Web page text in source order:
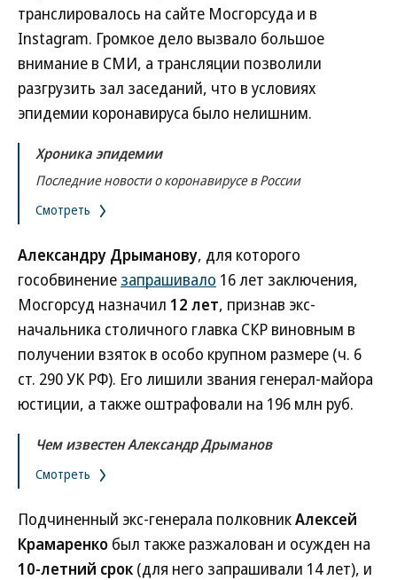
транслировалось на сайте Мосгорсуда и в
Instagram. Громкое дело вызвало большое
внимание в СМИ, а трансляции позволили
разгрузить зал заседаний, что в условиях
эпидемии коронавируса было нелишним.
Хроника эпидемии
Последние новости о коронавирусе в России
Смотреть
Александру Дрыманову, для которого
гособвинение запрашивало 16 лет заключения,
Мосгорсуд назначил 12 лет, признав экс-
начальника столичного главка СКР виновным в
получении взяток в особо крупном размере (ч. 6
ст. 290 УК РФ). Его лишили звания генерал-майора
юстиции, а также оштрафовали на 196 млн руб.
Чем известен Александр Дрыманов
Смотреть
Подчиненный экс-генерала полковникАлексей
Крамаренко был также разжалован и осужден на
10-летний срок (для него запрашивали 14 лет), и